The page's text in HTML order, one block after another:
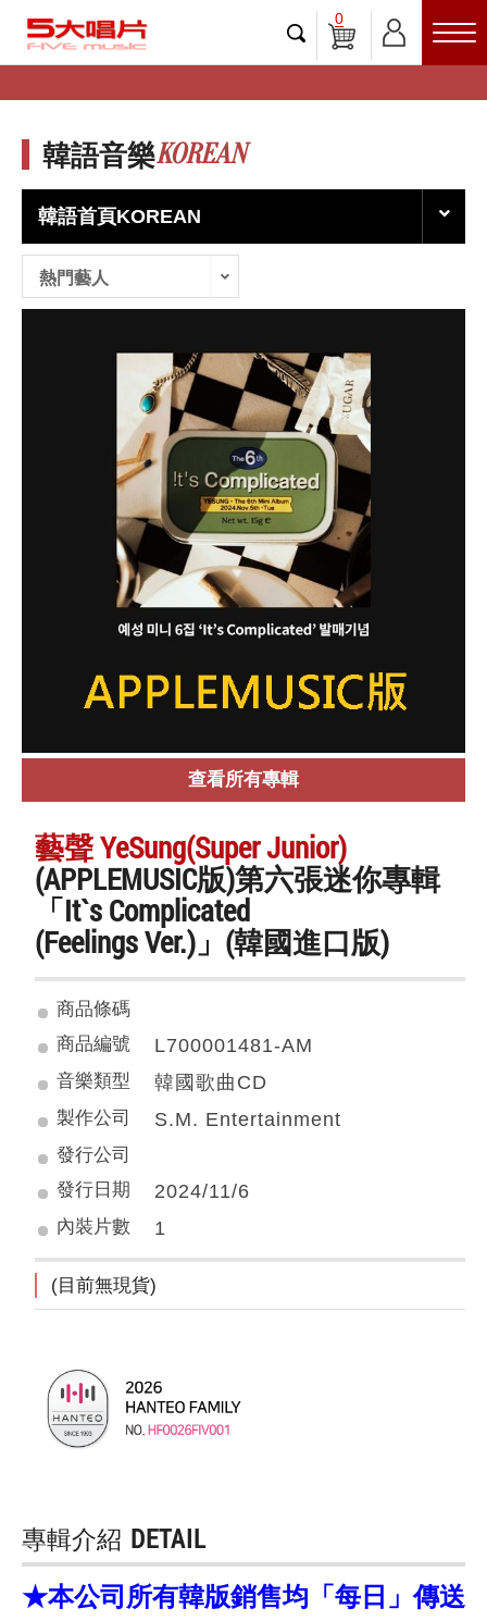
0
韓語音樂KOREAN
韓語首頁KOREAN
熱門藝人
查看所有專輯
藝聲 YeSung(Super Junior)
(APPLEMUSIC版)第六張迷你專輯
「It`s Complicated
(Feelings Ver.)」(韓國進口版)
商品條碼
商品編號
L700001481-AM
音樂類型 韓國歌曲CD
製作公司 S.M. Entertainment
發行公司
發行日期
2024/11/6
內裝片數 1
(目前無現貨)
專輯介紹 DETAIL
★本公司所有韓版銷售均「每日」傳送